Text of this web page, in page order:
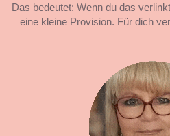
Das bedeutet: Wenn du das
eine kleine Provision. Für dich